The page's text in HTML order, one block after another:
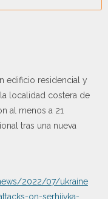
edificio residencial y
localidad costera de
al menos a 21
tras una nueva
2022/07/ukraine
on-serhiivka-